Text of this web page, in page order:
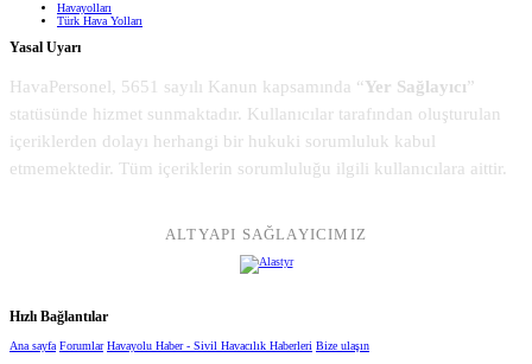
Havayolları
Türk Hava Yolları
Yasal Uyarı
HavaPersonel, 5651 sayılı Kanun kapsamında “Yer Sağlayıcı”
statüsünde hizmet sunmaktadır. Kullanıcılar tarafından oluşturulan
içeriklerden dolayı herhangi bir hukuki sorumluluk kabul
etmemektedir. Tüm içeriklerin sorumluluğu ilgili kullanıcılara aittir.
ALTYAPI SAĞLAYICIMIZ
Hızlı Bağlantılar
Ana sayfa Forumlar Havayolu Haber - Sivil Havacılık Haberleri Bize ulaşın